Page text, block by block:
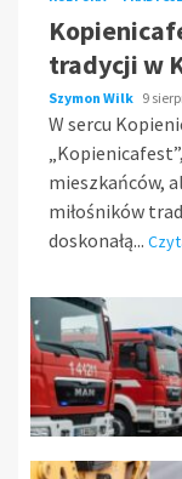
tradycji w
Szymon Wilk 9
W sercu
mieszkańców,
miłośników
doskonałą...